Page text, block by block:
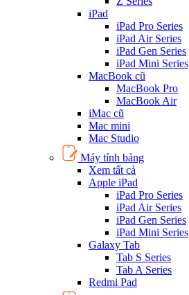
iPad
iPad Pro Series
iPad Air Series
iPad Gen Series
iPad Mini Series
MacBook cũ
MacBook Pro
MacBook Air
iMac cũ
Mac mini
Mac Studio
Máy tính bảng
Xem tất cả
Apple iPad
iPad Pro Series
iPad Air Series
iPad Gen Series
iPad Mini Series
Galaxy Tab
Tab S Series
Tab A Series
Redmi Pad